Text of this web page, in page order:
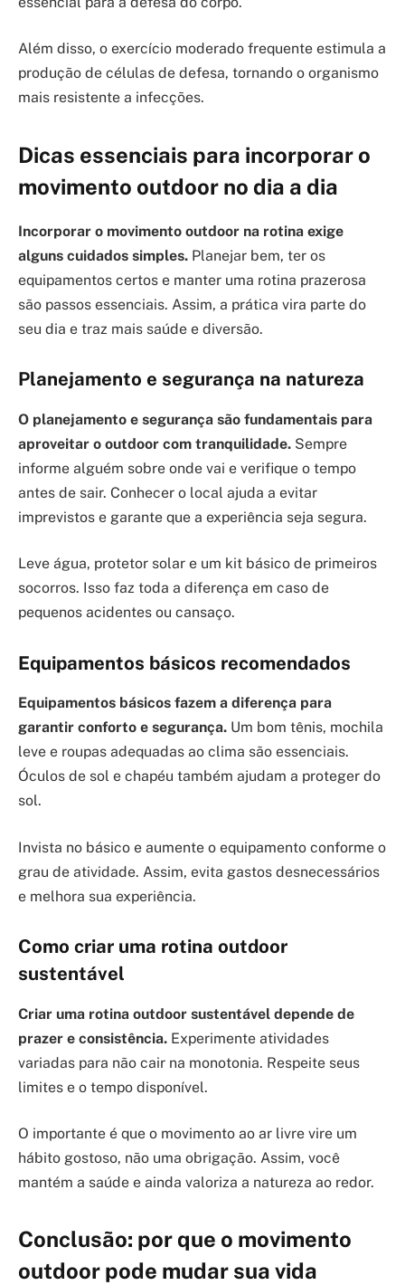
Além disso, o exercício moderado frequente estimula a
produção de células de defesa, tornando o organismo
mais resistente a infecções.
Dicas essenciais para incorporar o
movimento outdoor no dia a dia
Incorporar o movimento outdoor na rotina exige
alguns cuidados simples. Planejar bem, ter os
equipamentos certos e manter uma rotina prazerosa
são passos essenciais. Assim, a prática vira parte do
seu dia e traz mais saúde e diversão.
Planejamento e segurança na natureza
O planejamento e segurança são fundamentais para
aproveitar o outdoor com tranquilidade. Sempre
informe alguém sobre onde vai e verifique o tempo
antes de sair. Conhecer o local ajuda a evitar
imprevistos e garante que a experiência seja segura.
Leve água, protetor solar e um kit básico de primeiros
socorros. Isso faz toda a diferença em caso de
pequenos acidentes ou cansaço.
Equipamentos básicos recomendados
Equipamentos básicos fazem a diferença para
garantir conforto e segurança. Um bom tênis, mochila
leve e roupas adequadas ao clima são essenciais.
Óculos de sol e chapéu também ajudam a proteger do
sol.
Invista no básico e aumente o equipamento conforme o
grau de atividade. Assim, evita gastos desnecessários
e melhora sua experiência.
Como criar uma rotina outdoor
sustentável
Criar uma rotina outdoor sustentável depende de
prazer e consistência. Experimente atividades
variadas para não cair na monotonia. Respeite seus
limites e o tempo disponível.
O importante é que o movimento ao ar livre vire um
hábito gostoso, não uma obrigação. Assim, você
mantém a saúde e ainda valoriza a natureza ao redor.
Conclusão: por que o movimento
outdoor pode mudar sua vida